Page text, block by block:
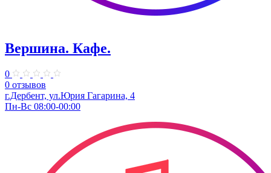
Вершина. Кафе.
0
0 отзывов
г.Дербент, ул.Юрия Гагарина, 4
Пн-Вс 08:00-00:00